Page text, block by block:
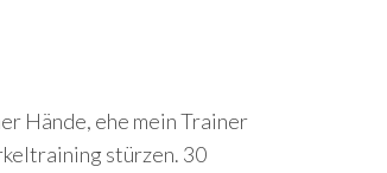
Hände, ehe mein Trainer
stürzen. 30